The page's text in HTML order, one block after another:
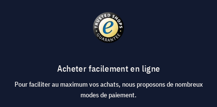
Acheter facilement en ligne
Pour faciliter au maximum vos achats, nous proposons de nombreux
modes de paiement.